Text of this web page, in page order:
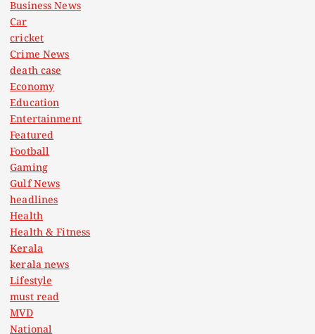
Business News
Car
cricket
Crime News
death case
Economy
Education
Entertainment
Featured
Football
Gaming
Gulf News
headlines
Health
Health & Fitness
Kerala
kerala news
Lifestyle
must read
MVD
National